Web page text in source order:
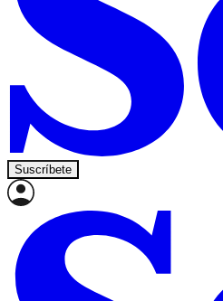
Suscríbete